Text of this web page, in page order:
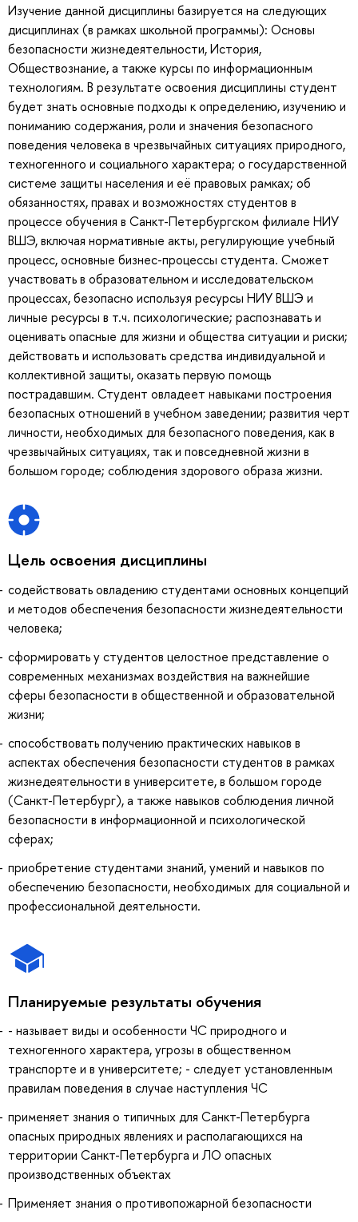
Изучение данной дисциплины базируется на следующих
дисциплинах (в рамках школьной программы): Основы
безопасности жизнедеятельности, История,
Обществознание, а также курсы по информационным
технологиям. В результате освоения дисциплины студент
будет знать основные подходы к определению, изучению и
пониманию содержания, роли и значения безопасного
поведения человека в чрезвычайных ситуациях природного,
техногенного и социального характера; о государственной
системе защиты населения и её правовых рамках; об
обязанностях, правах и возможностях студентов в
процессе обучения в Санкт-Петербургском филиале НИУ
ВШЭ, включая нормативные акты, регулирующие учебный
процесс, основные бизнес-процессы студента. Сможет
участвовать в образовательном и исследовательском
процессах, безопасно используя ресурсы НИУ ВШЭ и
личные ресурсы в т.ч. психологические; распознавать и
оценивать опасные для жизни и общества ситуации и риски;
действовать и использовать средства индивидуальной и
коллективной защиты, оказать первую помощь
пострадавшим. Студент овладеет навыками построения
безопасных отношений в учебном заведении; развития черт
личности, необходимых для безопасного поведения, как в
чрезвычайных ситуациях, так и повседневной жизни в
большом городе; соблюдения здорового образа жизни.
Цель освоения дисциплины
содействовать овладению студентами основных концепций
и методов обеспечения безопасности жизнедеятельности
человека;
сформировать у студентов целостное представление о
современных механизмах воздействия на важнейшие
сферы безопасности в общественной и образовательной
жизни;
способствовать получению практических навыков в
аспектах обеспечения безопасности студентов в рамках
жизнедеятельности в университете, в большом городе
(Санкт-Петербург), а также навыков соблюдения личной
безопасности в информационной и психологической
сферах;
приобретение студентами знаний, умений и навыков по
обеспечению безопасности, необходимых для социальной и
профессиональной деятельности.
Планируемые результаты обучения
- называет виды и особенности ЧС природного и
техногенного характера, угрозы в общественном
транспорте и в университете; - следует установленным
правилам поведения в случае наступления ЧС
применяет знания о типичных для Санкт-Петербурга
опасных природных явлениях и располагающихся на
территории Санкт-Петербурга и ЛО опасных
производственных объектах
Применяет знания о противопожарной безопасности